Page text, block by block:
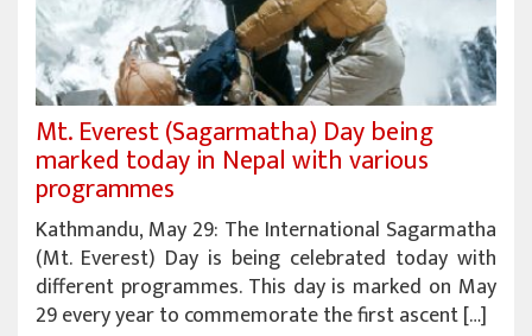
Mt. Everest (Sagarmatha) Day being
marked today in Nepal with various
programmes
Kathmandu, May 29: The International Sagarmatha
(Mt. Everest) Day is being celebrated today with
different programmes. This day is marked on May
29 every year to commemorate the first ascent […]